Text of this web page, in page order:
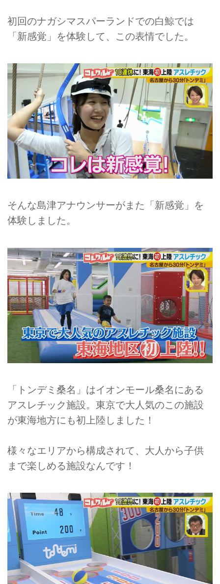
初回のナガシマスパーランドでの白鯨では
「新感覚」を体験して、この表情でした。
そんな島津アナウンサーがまた「新感覚」を
体験しました。
「トンデミ桑名」はイオンモール桑名にある
アスレチック施設。東京で大人気のこの施設
が東海地方にも初上陸しました！
様々なエリアから構成されて、大人から子供
まで楽しめる施設なんです！